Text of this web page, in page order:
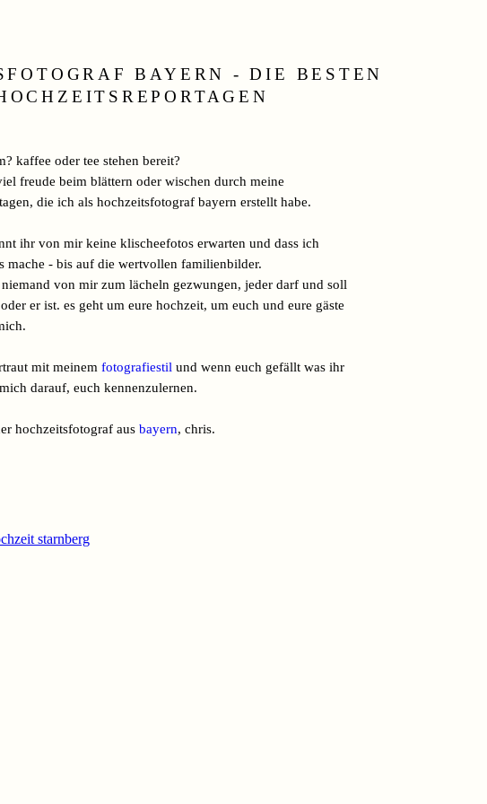
BAYERN - DIE BESTEN
kaffee oder tee stehen bereit?
freude beim blättern oder wischen durch meine
die ich als hochzeitsfotograf bayern erstellt habe.
ihr von mir keine klischeefotos erwarten und dass ich
mache - bis auf die wertvollen familienbilder.
von mir zum lächeln gezwungen, jeder darf und soll
er ist. es geht um eure hochzeit, um euch und eure gäste
mit meinemfotografiestil und wenn euch gefällt was ihr
darauf, euch kennenzulernen.
hochzeitsfotograf ausbayern, chris.
starnberg